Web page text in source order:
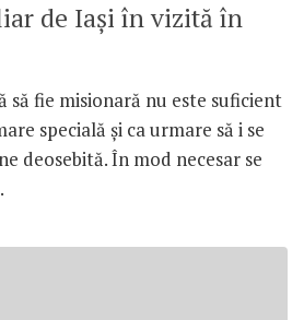
de Iaşi în vizită în
să fie misionară nu este suficient
specială şi ca urmare să i se
deosebită. În mod necesar se